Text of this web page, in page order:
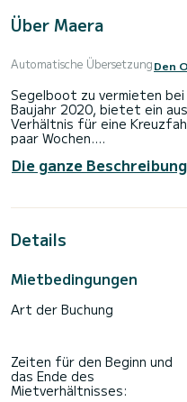
Über Maera
Automatische ÜbersetzungDen
Segelboot zu vermieten
Baujahr 2020, bietet ein
Verhältnis für eine
paar Wochen.
Das Boot verfügt über 3
Bootskapazität von 8
außergewöhnlichen Urlaub
ausgestattet. Es verfügt
Ausstattung: Autopilot,
Wenn Sie Fragen zum Boot
haben, können Sie über die
Nachricht senden. Ein
Die ganze
Details
Mietbedingungen
Art der Buchung
Zeiten für den Beginn und
das Ende des
Mietverhältnisses: